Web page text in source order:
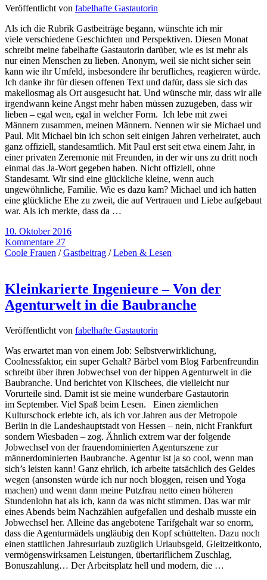
Veröffentlicht von fabelhafte Gastautorin
Als ich die Rubrik Gastbeiträge begann, wünschte ich mir
viele verschiedene Geschichten und Perspektiven. Diesen Monat
schreibt meine fabelhafte Gastautorin darüber, wie es ist mehr als
nur einen Menschen zu lieben. Anonym, weil sie nicht sicher sein
kann wie ihr Umfeld, insbesondere ihr berufliches, reagieren würde.
Ich danke ihr für diesen offenen Text und dafür, dass sie sich das
makellosmag als Ort ausgesucht hat. Und wünsche mir, dass wir alle
irgendwann keine Angst mehr haben müssen zuzugeben, dass wir
lieben – egal wen, egal in welcher Form. Ich lebe mit zwei
Männern zusammen, meinen Männern. Nennen wir sie Michael und
Paul. Mit Michael bin ich schon seit einigen Jahren verheiratet, auch
ganz offiziell, standesamtlich. Mit Paul erst seit etwa einem Jahr, in
einer privaten Zeremonie mit Freunden, in der wir uns zu dritt noch
einmal das Ja-Wort gegeben haben. Nicht offiziell, ohne
Standesamt. Wir sind eine glückliche kleine, wenn auch
ungewöhnliche, Familie. Wie es dazu kam? Michael und ich hatten
eine glückliche Ehe zu zweit, die auf Vertrauen und Liebe aufgebaut
war. Als ich merkte, dass da …
10. Oktober 2016
Kommentare 27
Coole Frauen /Gastbeitrag /Leben & Lesen
Kleinkarierte Ingenieure – Von der
Agenturwelt in die Baubranche
Veröffentlicht von fabelhafte Gastautorin
Was erwartet man von einem Job: Selbstverwirklichung,
Coolnessfaktor, ein super Gehalt? Bärbel vom Blog Farbenfreundin
schreibt über ihren Jobwechsel von der hippen Agenturwelt in die
Baubranche. Und berichtet von Klischees, die vielleicht nur
Vorurteile sind. Damit ist sie meine wunderbare Gastautorin
im September. Viel Spaß beim Lesen. Einen ziemlichen
Kulturschock erlebte ich, als ich vor Jahren aus der Metropole
Berlin in die Landeshauptstadt von Hessen – nein, nicht Frankfurt
sondern Wiesbaden – zog. Ähnlich extrem war der folgende
Jobwechsel von der frauendominierten Agenturszene zur
männerdominierten Baubranche. Agentur ist ja so cool, wenn man
sich’s leisten kann! Ganz ehrlich, ich arbeite tatsächlich des Geldes
wegen (ansonsten würde ich nur noch bloggen, reisen und Yoga
machen) und wenn dann meine Putzfrau netto einen höheren
Stundenlohn hat als ich, kann da was nicht stimmen. Das war mir
eines Abends beim Nachzählen aufgefallen und deshalb musste ein
Jobwechsel her. Alleine das angebotene Tarifgehalt war so enorm,
dass die Agenturmädels ungläubig den Kopf schüttelten. Dazu noch
einen stattlichen Jahresurlaub zuzüglich Urlaubsgeld, Gleitzeitkonto,
vermögenswirksamen Leistungen, übertariflichem Zuschlag,
Bonuszahlung… Der Arbeitsplatz hell und modern, die …